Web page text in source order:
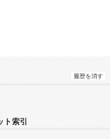
履歴を消す
索引